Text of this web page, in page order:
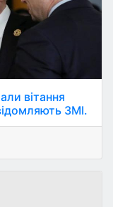
вітання
ЗМІ.